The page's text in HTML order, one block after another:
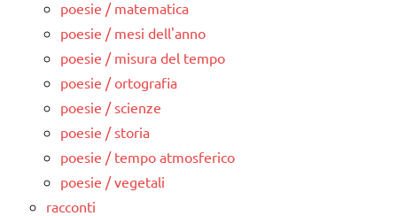
poesie / matematica
poesie / mesi dell'anno
poesie / misura del tempo
poesie / ortografia
poesie / scienze
poesie / storia
poesie / tempo atmosferico
poesie / vegetali
racconti